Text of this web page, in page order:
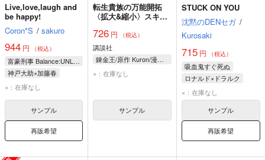
Live,love,laugh and
be happy!
Coron*S / sakuro
944 円 （税込）
富豪刑事 Balance:UNLIMITED
神戸大助×加藤春
神戸大助
×：在庫なし
サンプル
再販希望
転生貴族の万能開拓
〈拡大&縮小〉スキル
地になりました 3
726 円 （税込）
講談社
錬金王/原作 Kuron/漫画 るれくちぇ/構成 成瀬ちさと/キャラクター原案
×：在庫なし
サンプル
STUCK ON YOU
沈黙のDENセガ /
Kurosaki
715円 （税込）
吸血鬼すぐ死ぬ
ロナルド×ドラルク
ロナルド
×：在庫なし
サンプル
再販希望